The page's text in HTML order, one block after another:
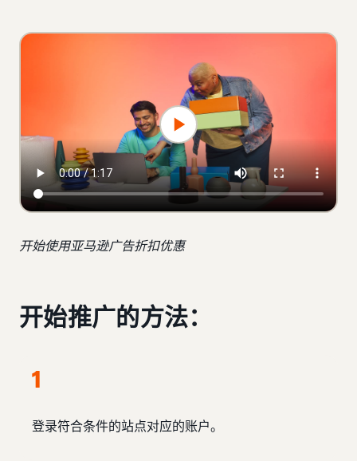
开始使用亚马逊广告折扣优惠
开始推广的方法：
1
登录符合条件的站点对应的账户。